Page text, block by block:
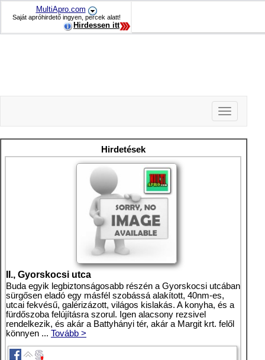
MultiApro.com
Saját apróhirdető ingyen, percek alatt!
Hirdessen itt
Toggle
navigation
-
-
Hirdetések
II., Gyorskocsi utca
Buda egyik legbiztonságosabb részén a Gyorskocsi utcában
sürgősen eladó egy másfél szobássá alakított, 40nm-es,
utcai fekvésű, galérizázott, világos kislakás. A konyha, és a
fürdőszoba felújításra szorul. Igen alacsony rezsivel
rendelkezik, és akár a Battyhányi tér, akár a Margit krt. felől
könnyen ... Tovább >